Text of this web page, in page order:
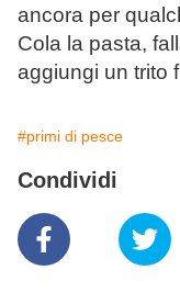
ancora per
Cola la pasta,
aggiungi un trito
#primi di pesce
Condividi